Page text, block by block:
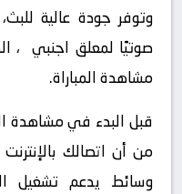
وتوفر جودة عالية
صوتيًا لمعلق اجنبي ،
مشاهدة المباراة.
قبل البدء في مشاهدة
من أن اتصالك
وسائط يدعم تشغيل